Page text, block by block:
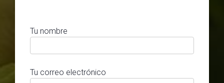
Tu nombre
Tu correo electrónico